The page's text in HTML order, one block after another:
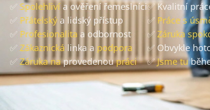
✅ Spolehliví a ověření řemeslníci
✅ Přátelský a lidský přístup
✅ Profesionalita a odbornost
✅ Zákaznická linka a podpora
✅ Záruka naprovedenoupráci
✅ Kvalitní
✅ Práce s
✅ Záruka
✅ Obvykle
✅Jsme tu